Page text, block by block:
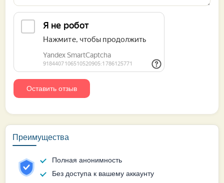
Преимущества
Полная анонимность
Без доступа к вашему аккаунту